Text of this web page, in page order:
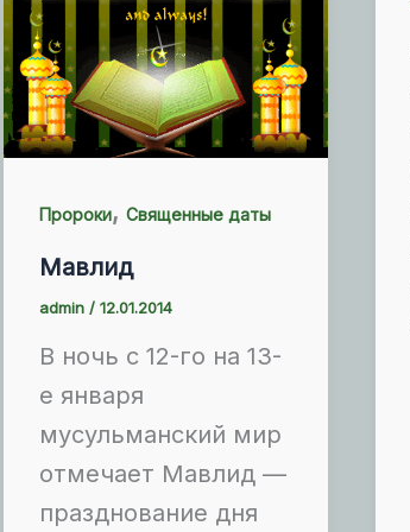
Пророки, Священные даты
Мавлид
admin / 12.01.2014
В ночь с 12-го на 13-
е января
мусульманский мир
отмечает Мавлид —
празднование дня